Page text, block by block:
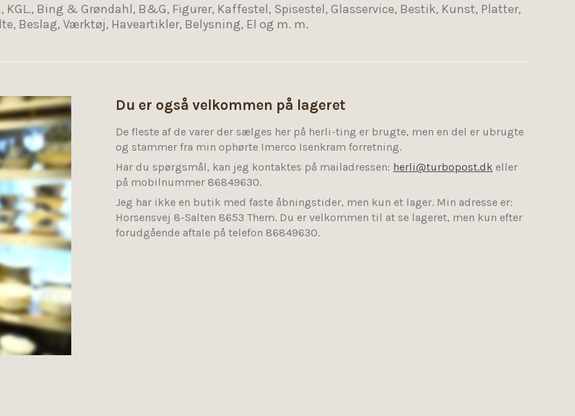
Bing & Grøndahl, B&G, Figurer, Kaffestel, Spisestel, Glasservice, Bestik, Kunst, Platter,
Beslag, Værktøj, Haveartikler, Belysning, El og m. m.
Du er også velkommen på lageret
De fleste af de varer der sælges her på herli-ting er brugte, men en del er ubrugte
og stammer fra min ophørte Imerco Isenkram forretning.
Har du spørgsmål, kan jeg kontaktes på mailadressen: herli@turbopost.dk eller
på mobilnummer 86849630.
Jeg har ikke en butik med faste åbningstider, men kun et lager. Min adresse er:
Horsensvej 8-Salten 8653 Them. Du er velkommen til at se lageret, men kun efter
forudgående aftale på telefon 86849630.